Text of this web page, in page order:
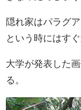
隠れ家はパラグ
という時にはす
大学が発表した
る。